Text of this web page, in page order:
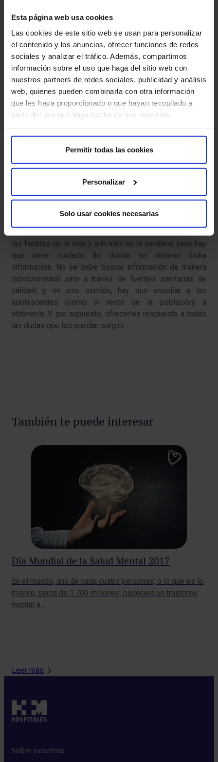
Esta página web usa cookies
Las cookies de este sitio web se usan para personalizar
el contenido y los anuncios, ofrecer funciones de redes
sociales y analizar el tráfico. Además, compartimos
información sobre el uso que haga del sitio web con
nuestros partners de redes sociales, publicidad y análisis
web, quienes pueden combinarla con otra información
que les haya proporcionado o que hayan recopilado a
partir del uso que haya hecho de sus servicios.
Permitir todas las cookies
Personalizar
Solo usar cookies necesarias
problemas específicos estableciendo cauces de apoyo
y seguimiento».
A pesar de esa buena educación, como es lógico, la
adolescente tiene muchas dudas con respecto a su
desarrollo, entre ellas, destaca la Dra. Calvo, «sobre la
regularidad de sus periodos menstruales, el desarrollo
alimenticios y peso corporal». A estas se añaden otras
relacionadas con la prevención de enfermedades de
transmisión sexual y los anticonceptivos, temas que,
las facetas de la vida y aún más en la sanitaria, pero hay
que tener cuidado de dónde se obtiene dicha
información. No se debe buscar información de manera
indiscriminada sino a través de fuentes sanitarias de
calidad y, en ese sentido, hay que enseñar a las
adolescentes (como al resto de la población) a
obtenerla. Y, por supuesto, ofrecerles respuesta a todas
las dudas que les puedan surgir».
También te puede interesar
Día Mundial de la Salud Mental 2017
En el mundo, una de cada cuatro personas, o lo que es lo
mismo, cerca de 1.700 millones, padecerá un trastorno
mental a…
Leer más
Sobre nosotros